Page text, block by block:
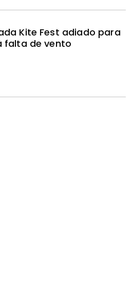
Kite Fest adiado para
falta de vento